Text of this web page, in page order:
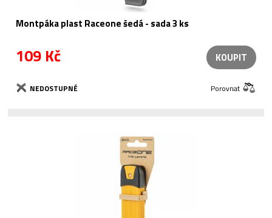
Montpáka plast Raceone šedá - sada 3 ks
109 Kč KOUPIT
NEDOSTUPNÉ Porovnat